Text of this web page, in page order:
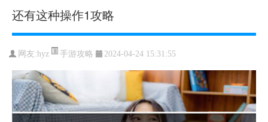
还有这种操作1攻略
网友:hyz 手游攻略 2024-04-24 15:31:55